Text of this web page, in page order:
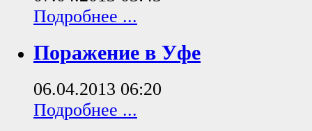
Подробнее ...
Поражение в Уфе
06.04.2013 06:20
Подробнее ...